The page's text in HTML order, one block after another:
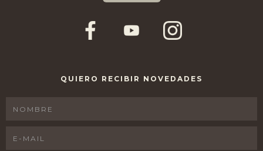
QUIERO RECIBIR NOVEDADES